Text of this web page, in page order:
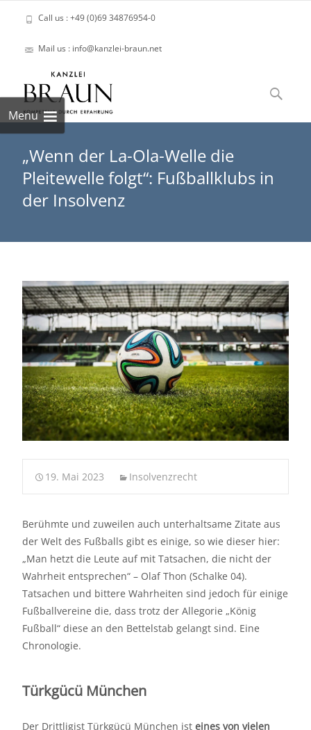
Call us : +49 (0)69 34876954-0
Mail us : info@kanzlei-braun.net
Menu
to
content
Suchen
nach:
„Wenn der La-Ola-Welle die
Pleitewelle folgt“: Fußballklubs in
der Insolvenz
19. Mai 2023 Insolvenzrecht
Berühmte und zuweilen auch unterhaltsame Zitate aus
der Welt des Fußballs gibt es einige, so wie dieser hier:
„Man hetzt die Leute auf mit Tatsachen, die nicht der
Wahrheit entsprechen“ – Olaf Thon (Schalke 04).
Tatsachen und bittere Wahrheiten sind jedoch für einige
Fußballvereine die, dass trotz der Allegorie „König
Fußball“ diese an den Bettelstab gelangt sind. Eine
Chronologie.
Türkgücü München
Der Drittligist Türkgücü München ist eines von vielen